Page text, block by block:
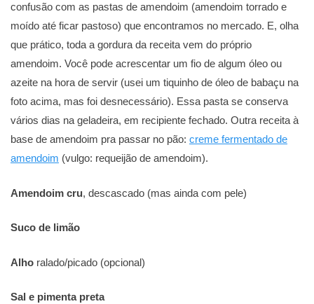
confusão com as pastas de amendoim (amendoim torrado e
moído até ficar pastoso) que encontramos no mercado. E, olha
que prático, toda a gordura da receita vem do próprio
amendoim. Você pode acrescentar um fio de algum óleo ou
azeite na hora de servir (usei um tiquinho de óleo de babaçu na
foto acima, mas foi desnecessário). Essa pasta se conserva
vários dias na geladeira, em recipiente fechado. Outra receita à
base de amendoim pra passar no pão: creme fermentado de
amendoim (vulgo: requeijão de amendoim).
Amendoim cru, descascado (mas ainda com pele)
Suco de limão
Alho ralado/picado (opcional)
Sal e pimenta preta